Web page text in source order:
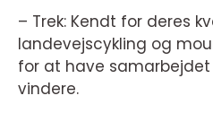
– Trek: Kendt for deres
landevejscykling og
for at have
vindere.